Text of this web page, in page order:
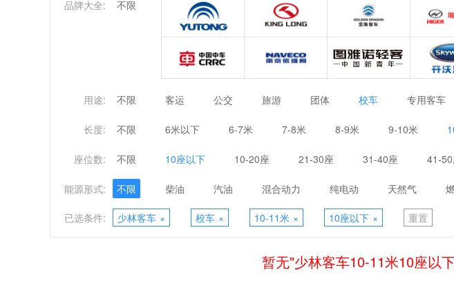
品牌大全: 不限
用途: 不限 客运 公交 旅游 团体 校车 专用客车
长度: 不限 6米以下 6-7米 7-8米 8-9米 9-10米
座位数: 不限 10座以下 10-20座 21-30座 31-40座 41-
能源形式: 不限 柴油 汽油 混合动力 纯电动 天然气
已选条件: 少林客车 × 校车 × 10-11米 × 10座以下 × 重置
暂无"少林客车10-11米10座以